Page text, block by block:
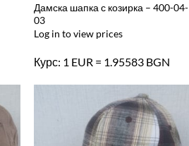
Дамска шапка с козирка – 400-04-
03
Log in to view prices
Курс: 1 EUR = 1.95583 BGN